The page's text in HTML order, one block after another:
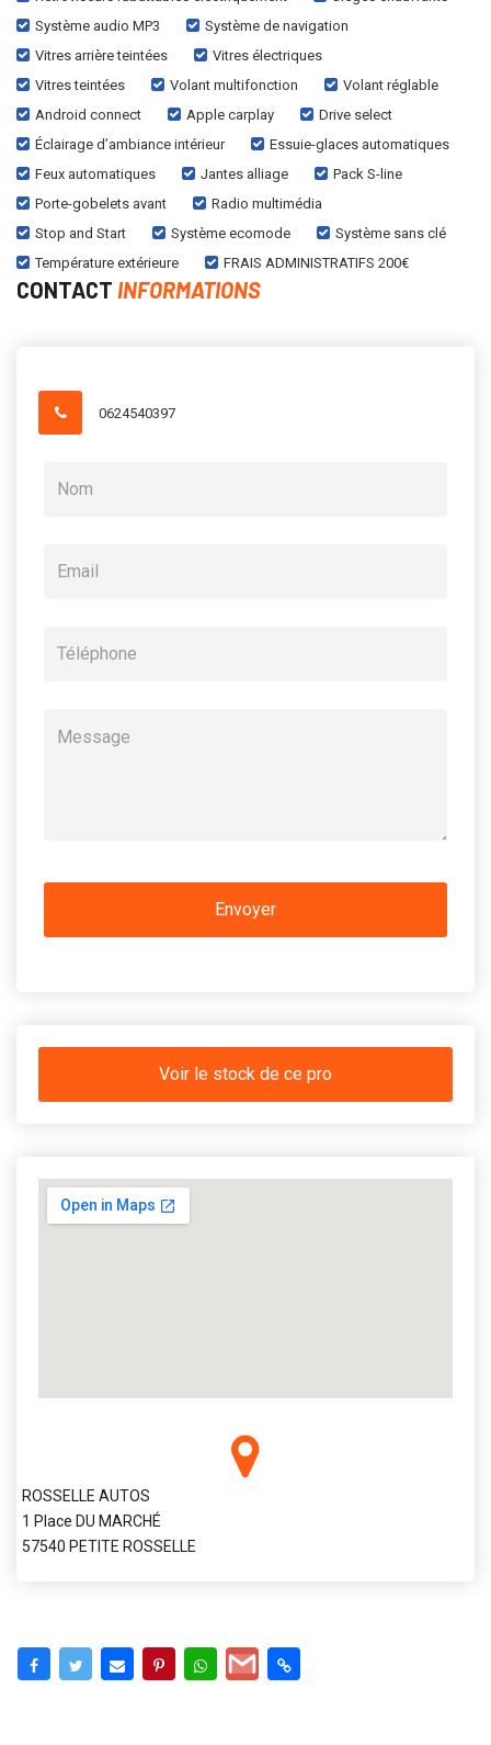
Système audio MP3
Système de navigation
Vitres arrière teintées
Vitres électriques
Vitres teintées
Volant multifonction
Volant réglable
Android connect
Apple carplay
Drive select
Éclairage d’ambiance intérieur
Essuie-glaces automatiques
Feux automatiques
Jantes alliage
Pack S-line
Porte-gobelets avant
Radio multimédia
Stop and Start
Système ecomode
Système sans clé
Température extérieure
FRAIS ADMINISTRATIFS 200€
CONTACT INFORMATIONS
0624540397
Voir le stock de ce pro
ROSSELLE AUTOS
1 Place DU MARCHÉ
57540 PETITE ROSSELLE